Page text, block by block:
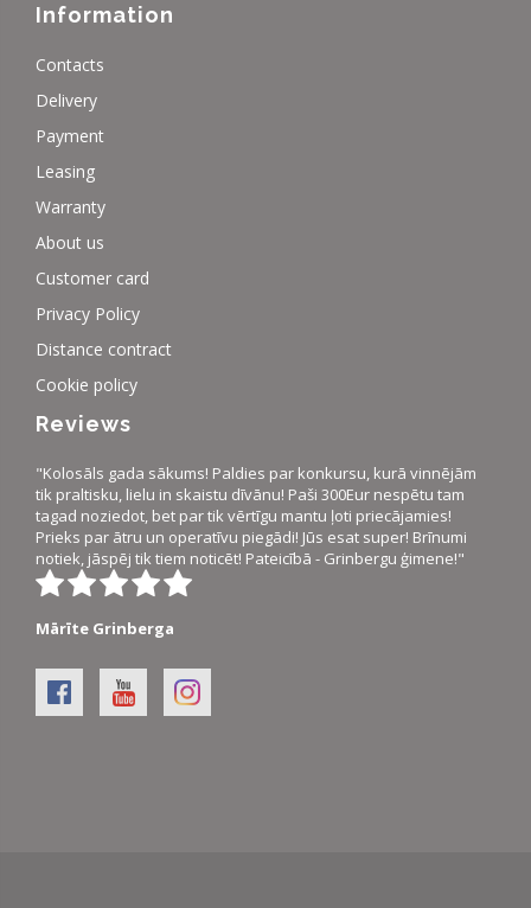
Information
Contacts
Delivery
Payment
Leasing
Warranty
About us
Customer card
Privacy Policy
Distance contract
Cookie policy
Reviews
"Kolosāls gada sākums! Paldies par konkursu, kurā vinnējām
tik praltisku, lielu in skaistu dīvānu! Paši 300Eur nespētu tam
tagad noziedot, bet par tik vērtīgu mantu ļoti priecājamies!
Prieks par ātru un operatīvu piegādi! Jūs esat super! Brīnumi
notiek, jāspēj tik tiem noticēt! Pateicībā - Grinbergu ģimene!"
Mārīte Grinberga